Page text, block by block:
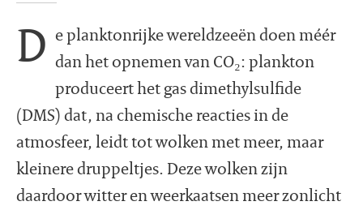
D e plankton­rijke wereldzeeën doen méér
dan het opnemen van CO₂: plankton
produceert het gas dimethylsulfide
(DMS) dat, na chemische reacties in de
atmosfeer, leidt tot wolken met meer, maar
kleinere druppeltjes. Deze wolken zijn
daardoor witter en weerkaatsen meer zonlicht